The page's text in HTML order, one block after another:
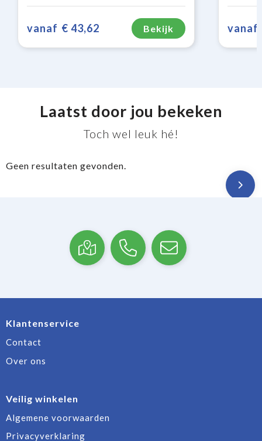
vanaf € 43,62 Bekijk vanaf
Laatst door jou bekeken
Toch wel leuk hé!
Geen resultaten gevonden.
Klantenservice
Contact
Over ons
Veilig winkelen
Algemene voorwaarden
Privacyverklaring